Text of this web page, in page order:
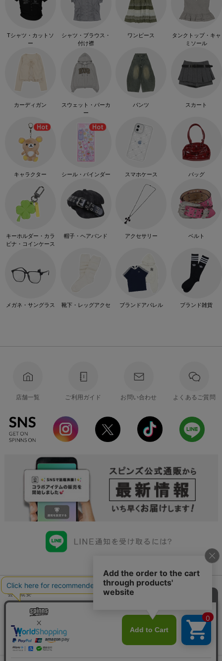
Tシャツ・カットソ
ー
シャツ・ブラウス・
付け襟
ワンピース
タンクトップ・キャ
ミソール
カーディガン
スウェット・パーカ
ー
パンツ スカート
キャラクター シール・バインダー スマホケース バッグ
キーホルダー・カラ
ビナ・コインケース
帽子・ヘアバンド アクセサリー ベルト
メガネ・サングラス 靴下・レッグアクセ ブランドアパレル ブランド雑貨
店舗一覧 ご利用ガイド お問い合わせ よくあるご質問
会社概要 会員規約について
店舗一覧
特定商取引法に基づく表示 古物商許可申請番号一覧
お問い合わせ